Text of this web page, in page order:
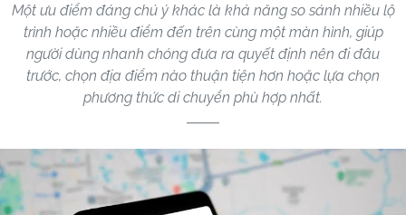
Một ưu điểm đáng chú ý khác là khả năng so sánh nhiều lộ
trình hoặc nhiều điểm đến trên cùng một màn hình, giúp
người dùng nhanh chóng đưa ra quyết định nên đi đâu
trước, chọn địa điểm nào thuận tiện hơn hoặc lựa chọn
phương thức di chuyển phù hợp nhất.